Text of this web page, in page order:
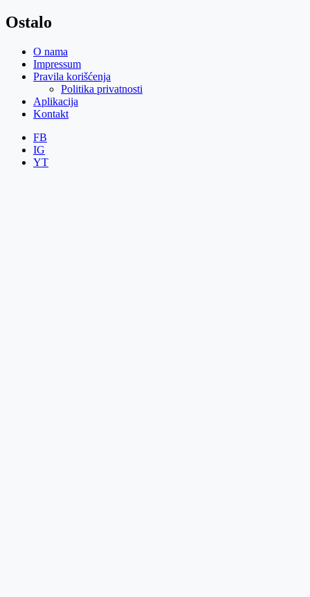
Ostalo
O nama
Impressum
Pravila korišćenja
Politika privatnosti
Aplikacija
Kontakt
FB
IG
YT